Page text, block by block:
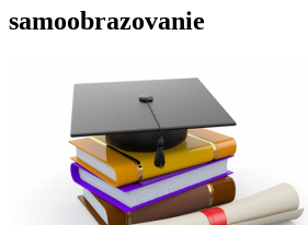
samoobrazovanie